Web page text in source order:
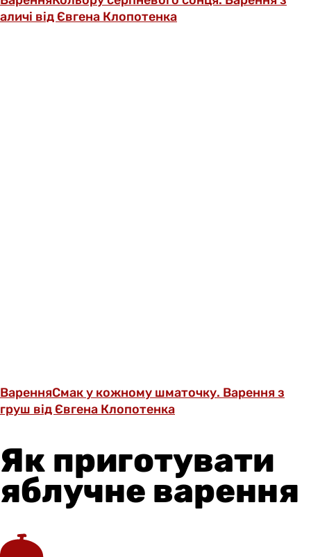
аличі від Євгена Клопотенка
ВаренняСмак у кожному шматочку. Варення з
груш від Євгена Клопотенка
Як приготувати
яблучне варення